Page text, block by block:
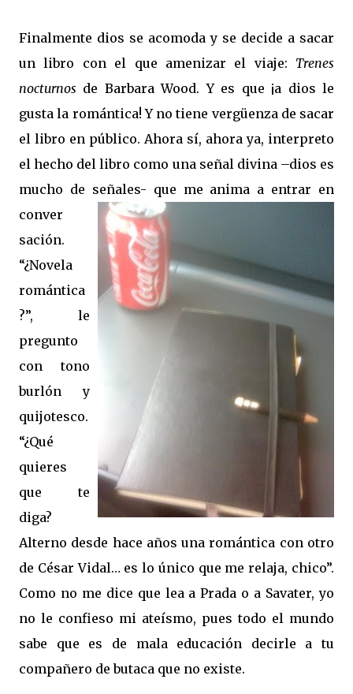
Finalmente dios se acomoda y se decide a sacar
un libro con el que amenizar el viaje: Trenes
nocturnos de Barbara Wood. Y es que ¡a dios le
gusta la romántica! Y no tiene vergüenza de sacar
el libro en público. Ahora sí, ahora ya, interpreto
el hecho del libro como una señal divina –dios es
mucho de señales- que me anima a entrar en
conver
sación.
“¿Novela
romántica
?”, le
pregunto
con tono
burlón y
quijotesco.
“¿Qué
quieres
que te
diga?
Alterno desde hace años una romántica con otro
de César Vidal… es lo único que me relaja, chico”.
Como no me dice que lea a Prada o a Savater, yo
no le confieso mi ateísmo, pues todo el mundo
sabe que es de mala educación decirle a tu
compañero de butaca que no existe.